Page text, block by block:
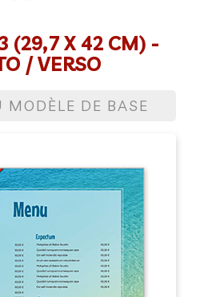
(29,7 X 42 CM) -
/ VERSO
MODÈLE DE BASE